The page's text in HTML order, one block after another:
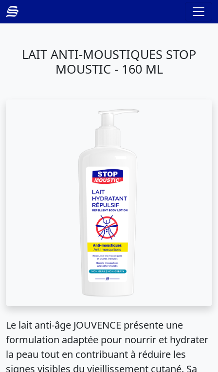
LAIT ANTI-MOUSTIQUES STOP
MOUSTIC - 160 ML
Le lait anti-âge JOUVENCE présente une
formulation adaptée pour nourrir et hydrater
la peau tout en contribuant à réduire les
signes visibles du vieillissement cutané. Sa